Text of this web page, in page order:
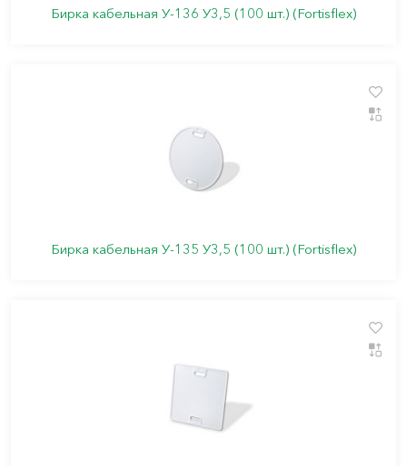
Бирка кабельная У-136 У3,5 (100 шт.) (Fortisflex)
Бирка кабельная У-135 У3,5 (100 шт.) (Fortisflex)